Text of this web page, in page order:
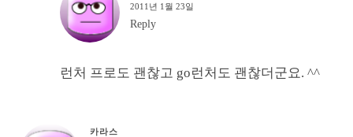
2011년 1월 23일
Reply
런처 프로도 괜찮고 go런처도 괜찮더군요. ^^
카라스